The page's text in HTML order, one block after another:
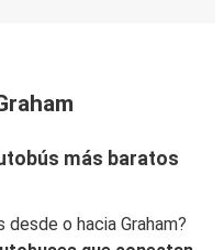
más baratos
o hacia Graham?